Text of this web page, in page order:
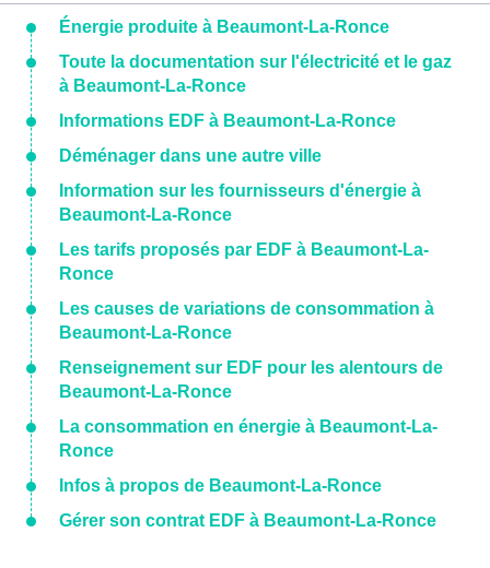
Énergie produite à Beaumont-La-Ronce
Toute la documentation sur l'électricité et le gaz
à Beaumont-La-Ronce
Informations EDF à Beaumont-La-Ronce
Déménager dans une autre ville
Information sur les fournisseurs d'énergie à
Beaumont-La-Ronce
Les tarifs proposés par EDF à Beaumont-La-
Ronce
Les causes de variations de consommation à
Beaumont-La-Ronce
Renseignement sur EDF pour les alentours de
Beaumont-La-Ronce
La consommation en énergie à Beaumont-La-
Ronce
Infos à propos de Beaumont-La-Ronce
Gérer son contrat EDF à Beaumont-La-Ronce